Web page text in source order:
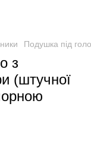
Подушка під
з
(штучної